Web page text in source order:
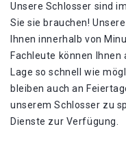
Unsere Schlosser sind
Sie sie brauchen!
Ihnen innerhalb von
Fachleute können
Lage so schnell wie
bleiben auch an
unserem Schlosser zu
Dienste zur Verfügung.